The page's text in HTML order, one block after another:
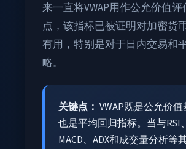
来一直将VWAP用作公允价值
点，该指标已被证明对加密货
有用，特别是对于日内交易和
略。
关键点： VWAP既是公允价值
也是平均回归指标。当与RSI、
MACD、ADX和成交量分析等